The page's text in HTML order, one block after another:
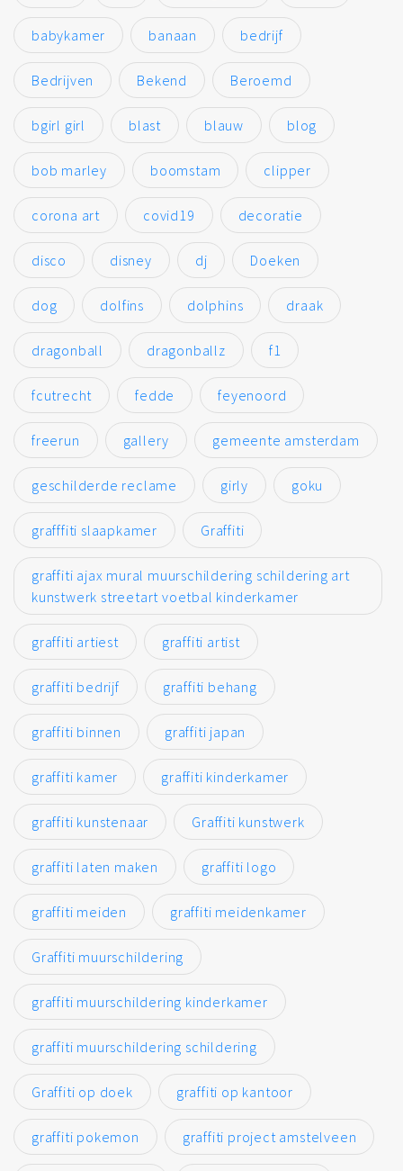
babykamer banaan bedrijf
Bedrijven Bekend Beroemd
bgirl girl blast blauw blog
bob marley boomstam clipper
corona art covid19 decoratie
disco disney dj Doeken
dog dolfins dolphins draak
dragonball dragonballz f1
fcutrecht fedde feyenoord
freerun gallery gemeente amsterdam
geschilderde reclame girly goku
grafffiti slaapkamer Graffiti
graffiti ajax mural muurschildering schildering art
kunstwerk streetart voetbal kinderkamer
graffiti artiest graffiti artist
graffiti bedrijf graffiti behang
graffiti binnen graffiti japan
graffiti kamer graffiti kinderkamer
graffiti kunstenaar Graffiti kunstwerk
graffiti laten maken graffiti logo
graffiti meiden graffiti meidenkamer
Graffiti muurschildering
graffiti muurschildering kinderkamer
graffiti muurschildering schildering
Graffiti op doek graffiti op kantoor
graffiti pokemon graffiti project amstelveen